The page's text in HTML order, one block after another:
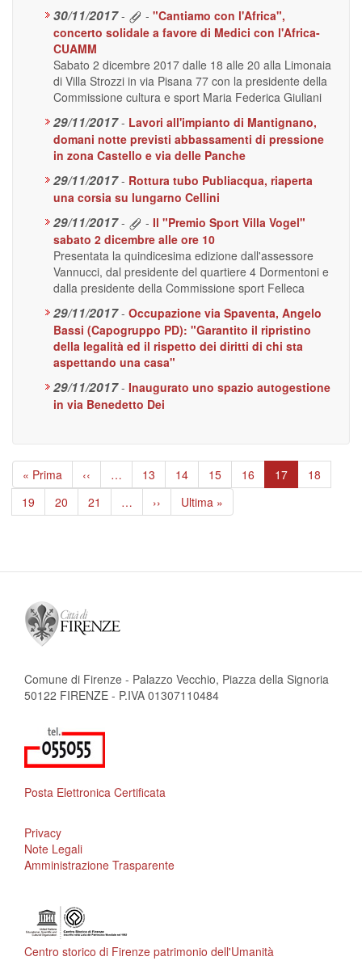
30/11/2017 - - "Cantiamo con l'Africa",
concerto solidale a favore di Medici con l'Africa-
CUAMM
Sabato 2 dicembre 2017 dalle 18 alle 20 alla Limonaia
di Villa Strozzi in via Pisana 77 con la presidente della
Commissione cultura e sport Maria Federica Giuliani
29/11/2017 - Lavori all'impianto di Mantignano,
domani notte previsti abbassamenti di pressione
in zona Castello e via delle Panche
29/11/2017 - Rottura tubo Publiacqua, riaperta
una corsia su lungarno Cellini
29/11/2017 - - Il "Premio Sport Villa Vogel"
sabato 2 dicembre alle ore 10
Presentata la quindicesima edizione dall'assessore
Vannucci, dal presidente del quartiere 4 Dormentoni e
dalla presidente della Commissione sport Felleca
29/11/2017 - Occupazione via Spaventa, Angelo
Bassi (Capogruppo PD): "Garantito il ripristino
della legalità ed il rispetto dei diritti di chi sta
aspettando una casa"
29/11/2017 - Inaugurato uno spazio autogestione
in via Benedetto Dei
Paginazione
Prima
pagina
« Prima
Pagina
precedente
‹‹ … Page
13 Page
14 Page
15 Page
16
Pagina
attuale
17 Page
18
Page
19 Page
20 Page
21 …
Pagina
successiva
››
Ultima
pagina
Ultima »
Comune di Firenze - Palazzo Vecchio, Piazza della Signoria
50122 FIRENZE - P.IVA 01307110484
Posta Elettronica Certificata
Privacy
Note Legali
Amministrazione Trasparente
Centro storico di Firenze patrimonio dell'Umanità